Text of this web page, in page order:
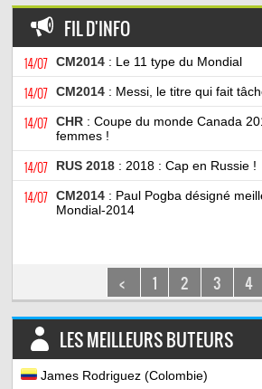
FIL D'INFO
14/07 CM2014 : Le 11 type du Mondial
14/07 CM2014 : Messi, le titre qui fait
14/07 CHR : Coupe du monde Canada
femmes !
14/07 RUS 2018 : 2018 : Cap en Russie !
14/07 CM2014 : Paul Pogba désigné
Mondial-2014
< 1 2 3 4
LES MEILLEURS BUTEURS
James Rodriguez (Colombie)